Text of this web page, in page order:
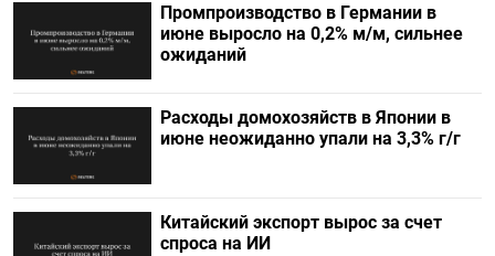
Промпроизводство в Германии в
июне выросло на 0,2%​​​ м/м, сильнее
ожиданий
Расходы домохозяйств в Японии в
июне неожиданно упали на 3,3% г/г
Китайский экспорт вырос за счет
спроса на ИИ